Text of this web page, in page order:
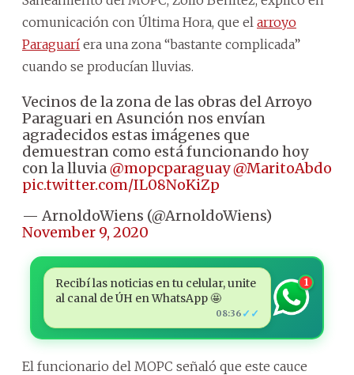
comunicación con Última Hora, que el arroyo
Paraguarí era una zona “bastante complicada”
cuando se producían lluvias.
Vecinos de la zona de las obras del Arroyo
Paraguari en Asunción nos envían
agradecidos estas imágenes que
demuestran como está funcionando hoy
con la lluvia@mopcparaguay@MaritoAbdo
pic.twitter.com/IL08NoKiZp
— ArnoldoWiens (@ArnoldoWiens)
November 9, 2020
Recibí las noticias en tu celular, unite
al canal de ÚH en WhatsApp 🤩
08:36 ✓✓
1
El funcionario del MOPC señaló que este cauce